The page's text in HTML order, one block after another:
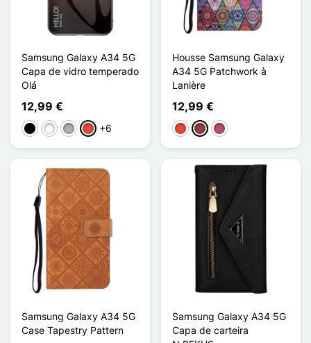
Samsung Galaxy A34 5G
Capa de vidro temperado
Olá
12,99 €
PretoBrancoCinzento
Vermelho
+6
Housse Samsung Galaxy
A34 5G Patchwork à
Lanière
12,99 €
Vermelho
Vermelho escuro
Rosa escuro
Samsung Galaxy A34 5G
Case Tapestry Pattern
Samsung Galaxy A34 5G
Capa de carteira